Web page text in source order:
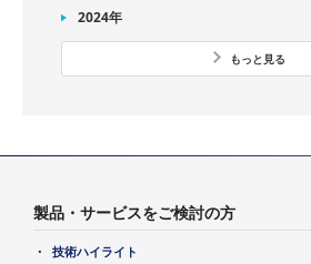
2024年
もっと見る
製品・サービスをご検討の方
技術ハイライト